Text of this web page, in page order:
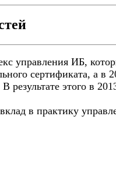
управления ИБ,
сертификата, а в
этого в
в практику